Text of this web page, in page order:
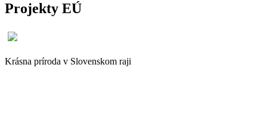
Projekty EÚ
Krásna príroda v Slovenskom raji